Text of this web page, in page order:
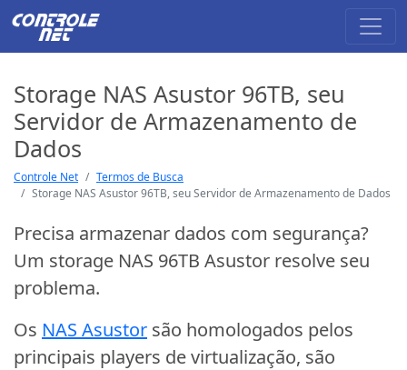
Storage NAS Asustor 96TB, seu
Servidor de Armazenamento de
Dados
Controle Net
Termos de Busca
Storage NAS Asustor 96TB, seu Servidor de Armazenamento de Dados
Precisa armazenar dados com segurança?
Um storage NAS 96TB Asustor resolve seu
problema.
Os NAS Asustor são homologados pelos
principais players de virtualização, são